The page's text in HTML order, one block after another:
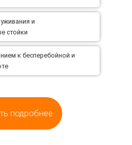
и
стойки
к бесперебойной и
подробнее